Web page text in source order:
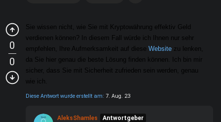
0
0
Sie wissen nicht, wie Sie mit Kryptowährung effektiv Geld
verdienen können? In diesem Fall würde ich Ihnen nur sehr
empfehlen, Ihre Aufmerksamkeit auf diese Website zu lenken,
da Sie hier genau die beste Lösung finden können. Ich bin mir
sicher, dass Sie mit Sicherheit zufrieden sein werden, genau
wie ich.
Diese Antwort wurde erstellt am: 7. Aug. 23
AleksShamles
Antwortgeber